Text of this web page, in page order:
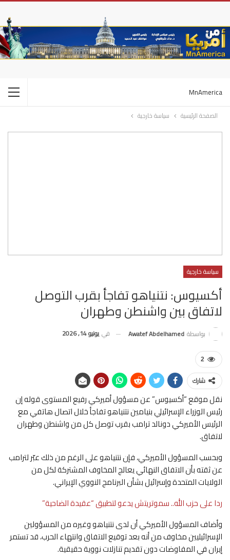
MnAmerica
الصفحة الرئيسية سياسة خارجية
سياسة خارجية
أكسيوس: نتنياهو تفاجأ بقرب التوصل
لاتفاق بين واشنطن وطهران
بواسطة Awatef Abdelhamed في يونيو 14, 2026
2
شارك
نقل موقع “أكسيوس” عن مسؤول أميركي رفيع المستوى قوله إن
رئيس الوزراء الإسرائيلي بنيامين نتنياهو تفاجأ خلال اتصال هاتفي مع
الرئيس الأميركي دونالد ترامب بقرب توصل كل من واشنطن وطهران
لاتفاق.
وبحسب المسؤول الأميركي، فإن نتنياهو على الرغم من ذلك عبّر لترامب
عن ثقته بأن الاتفاق النهائي يعالج المخاوف المشتركة لكل من
الولايات المتحدة وإسرائيل بشأن البرنامج النووي الإيراني.
ردا على حزب الله.. سموتريتش يدعو لتطبيق “عقيدة الضاحية”
وأضاف المسؤول الأميركي أن لدى نتنياهو وغيره من المسؤولين
الإسرائيليين مخاوف من أنه بعد توقيع الاتفاق وانتهاء الحرب، قد تستمر
إيران في المفاوضات دون تقديم تنازلات نووية حقيقية.